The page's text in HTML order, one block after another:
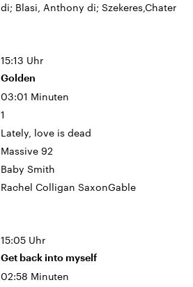
di; Blasi, Anthony di; Szekeres,Chater
15:13 Uhr
Golden
03:01 Minuten
1
Lately, love is dead
Massive 92
Baby Smith
Rachel Colligan SaxonGable
15:05 Uhr
Get back into myself
02:58 Minuten